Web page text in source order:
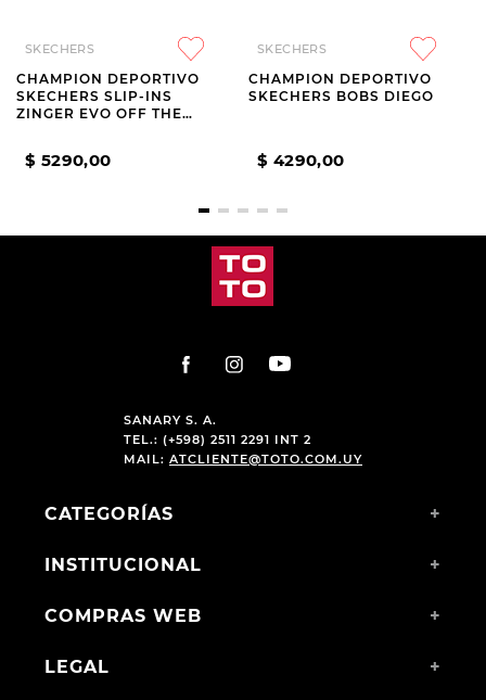
SKECHERS
CHAMPION DEPORTIVO
SKECHERS SLIP-INS
ZINGER EVO OFF THE
$ 5290,00
SKECHERS
CHAMPION DEPORTIVO
SKECHERS BOBS DIEGO
$ 4290,00
SANARY S. A.
TEL.: (+598) 2511 2291 INT 2
MAIL: ATCLIENTE@TOTO.COM.UY
CATEGORÍAS +
INSTITUCIONAL +
COMPRAS WEB +
LEGAL +